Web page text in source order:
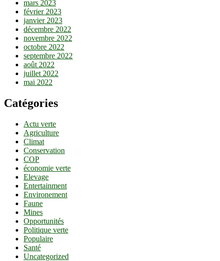
mars 2023
février 2023
janvier 2023
décembre 2022
novembre 2022
octobre 2022
septembre 2022
août 2022
juillet 2022
mai 2022
Catégories
Actu verte
Agriculture
Climat
Conservation
COP
économie verte
Elevage
Entertainment
Environement
Faune
Mines
Opportunités
Politique verte
Populaire
Santé
Uncategorized